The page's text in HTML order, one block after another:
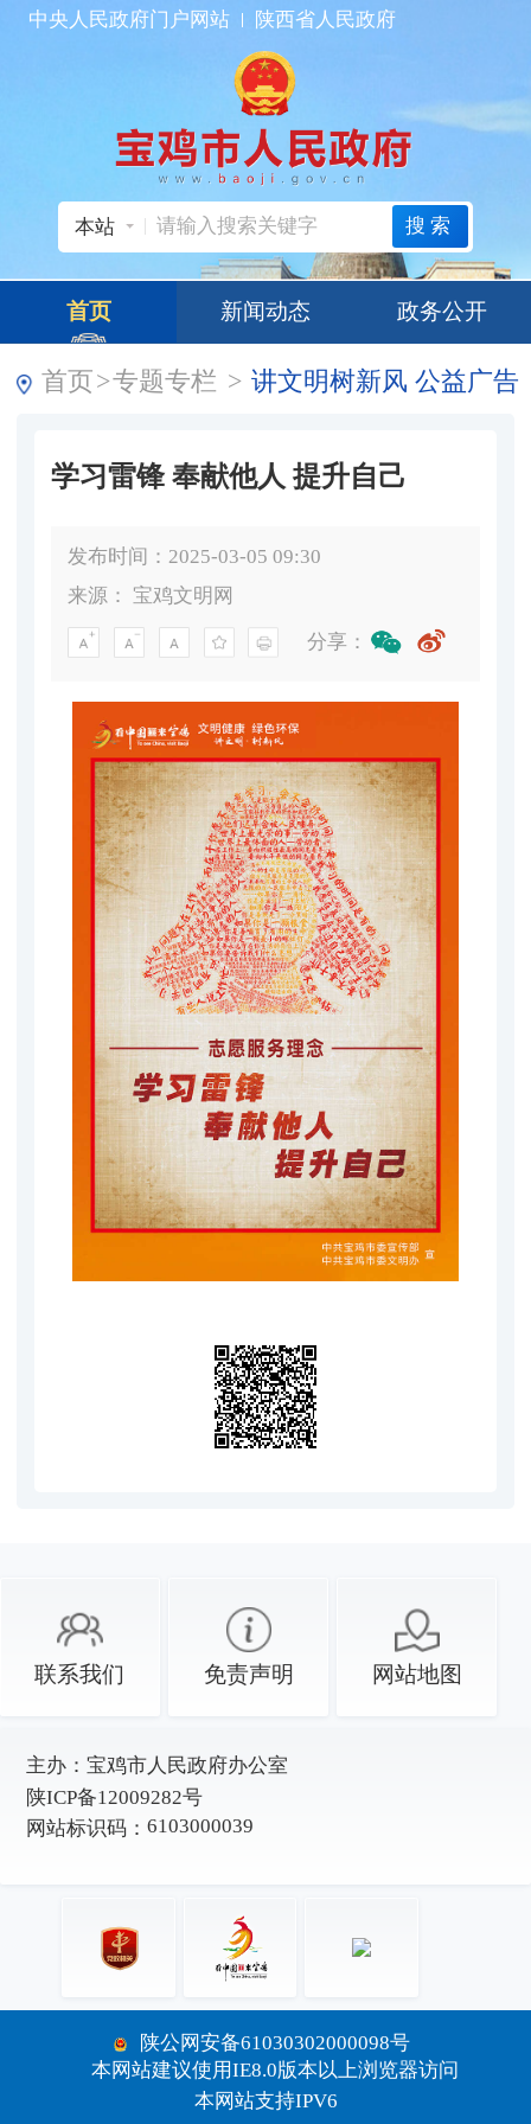
中央人民政府门户网站 陕西省人民政府
本站 搜索
首页 新闻动态 政务公开
首页>专题专栏 > 讲文明树新风 公益广告
学习雷锋 奉献他人 提升自己
发布时间：2025-03-05 09:30
来源： 宝鸡文明网
分享：
联系我们 免责声明 网站地图
主办： 宝鸡市人民政府办公室
陕ICP备12009282号
网站标识码： 6103000039
陕公网安备61030302000098号
本网站建议使用IE8.0版本以上浏览器访问
本网站支持IPV6